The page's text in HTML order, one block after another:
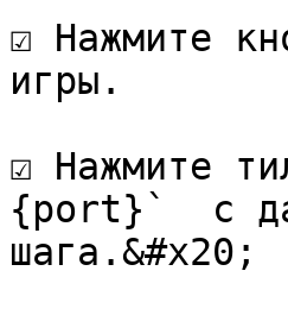
☑️ Нажмите
игры.
☑️ Нажмите
{port}`  с
шага.&#x20;